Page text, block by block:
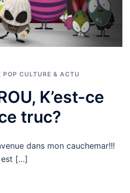
POP CULTURE & ACTU
K’est-ce
truc?
dans mon cauchemar!!!
est […]